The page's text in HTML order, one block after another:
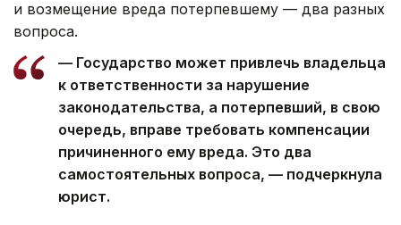
и возмещение вреда потерпевшему — два разных
вопроса.
— Государство может привлечь владельца
к ответственности за нарушение
законодательства, а потерпевший, в свою
очередь, вправе требовать компенсации
причиненного ему вреда. Это два
самостоятельных вопроса, — подчеркнула
юрист.